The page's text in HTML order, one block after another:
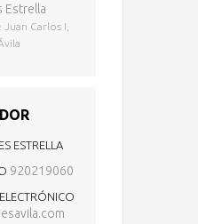
Estrella
Carlos I,
ESTRELLA
920219060